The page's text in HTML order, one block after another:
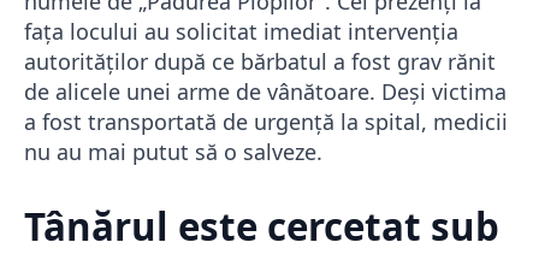
fața locului au solicitat imediat intervenția
autorităților după ce bărbatul a fost grav rănit
de alicele unei arme de vânătoare. Deși victima
a fost transportată de urgență la spital, medicii
nu au mai putut să o salveze.
Tânărul este cercetat sub